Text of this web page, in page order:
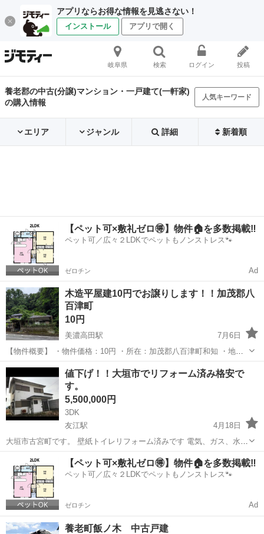
アプリならお得な情報を見逃さない！
インストール アプリで開く
岐阜県 検索 ログイン 投稿
養老郡の中古(分譲)マンション・一戸建て(一軒家)
の購入情報
人気キーワード
エリア ジャンル 詳細 新着順
【ペット可×敷礼ゼロ🉐】物件🏠を多数掲載‼️
ペット可／広々２LDKでペットもノンストレス🐾
ゼロチン Ad
木造平屋建10円でお譲りします！！加茂郡八
百津町
10円
美濃高田駅
7月6日
【物件概要】 ・物件価格：10円 ・所在：加茂郡八百津町和知 ・地
積：215.33㎡ ・延床：60.13㎡ ※現況有姿になります ※司法書士
売主指定 (10～15万円) ※境界非明示 ・空き家期間...
岐阜 養老郡 美濃高田駅 中古（マンション/一戸建て）
物件
値下げ！！大垣市でリフォーム済み格安で
す。
5,500,000円
3DK
友江駅
4月18日
大垣市古宮町です。 壁紙トイレリフォーム済みです 電気、ガス、水道
繋がっていて すぐに住めます。 見学可能です。 売り物件です。
友江駅 中古（マンション/一戸建て）
【ペット可×敷礼ゼロ🉐】物件🏠を多数掲載‼️
ペット可／広々２LDKでペットもノンストレス🐾
ゼロチン Ad
養老町飯ノ木 中古戸建